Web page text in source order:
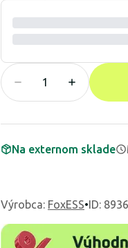
Na externom sklade
Výrobca: FoxESS•ID: